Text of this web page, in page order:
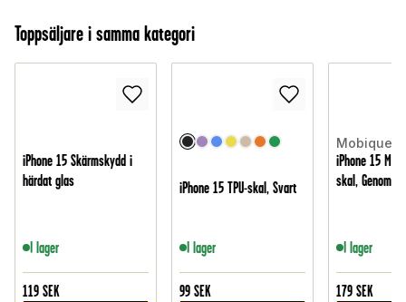
Toppsäljare i samma kategori
iPhone 15 Skärmskydd i
härdat glas
I lager
119 SEK
iPhone 15 TPU-skal, Svart
I lager
99 SEK
Mobique
iPhone 15
skal,
I lager
179 SEK